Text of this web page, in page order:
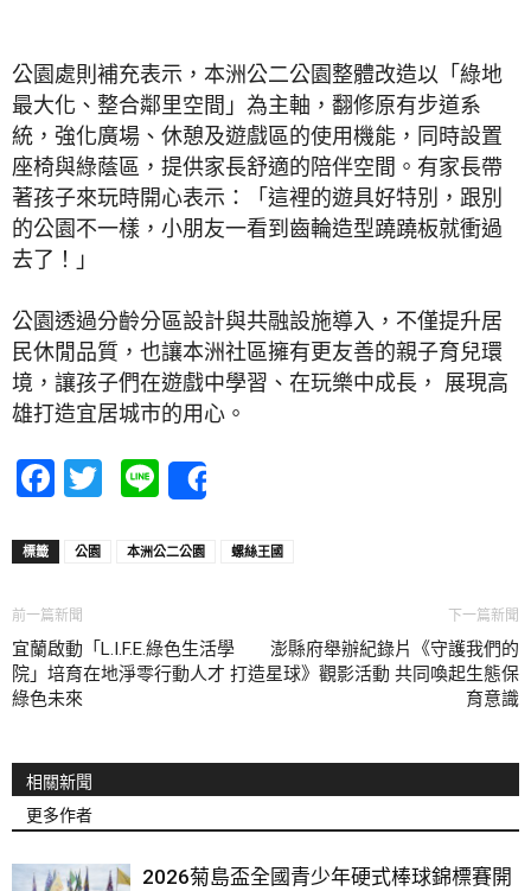
公園處則補充表示，本洲公二公園整體改造以「綠地
最大化、整合鄰里空間」為主軸，翻修原有步道系
統，強化廣場、休憩及遊戲區的使用機能，同時設置
座椅與綠蔭區，提供家長舒適的陪伴空間。有家長帶
著孩子來玩時開心表示：「這裡的遊具好特別，跟別
的公園不一樣，小朋友一看到齒輪造型蹺蹺板就衝過
去了！」
公園透過分齡分區設計與共融設施導入，不僅提升居
民休閒品質，也讓本洲社區擁有更友善的親子育兒環
境，讓孩子們在遊戲中學習、在玩樂中成長， 展現高
雄打造宜居城市的用心。
Facebook
Twitter
Line
標籤 公園 本洲公二公園 螺絲王國
前一篇新聞
宜蘭啟動「L.I.F.E.綠色生活學
院」培育在地淨零行動人才 打造
綠色未來
下一篇新聞
澎縣府舉辦紀錄片《守護我們的
星球》觀影活動 共同喚起生態保
育意識
相關新聞
更多作者
2026菊島盃全國青少年硬式棒球錦標賽開